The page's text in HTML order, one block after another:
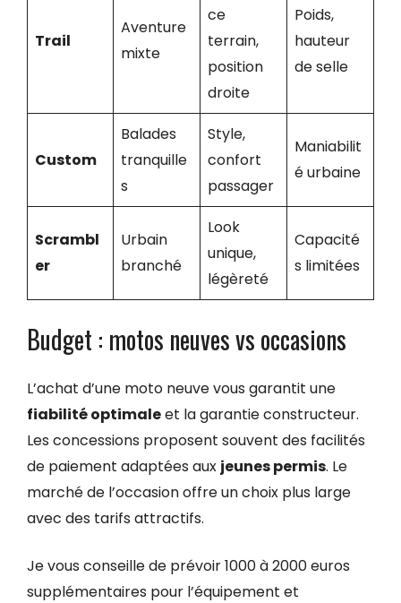
Trail
Aventure
mixte
ce
terrain,
position
droite
Poids,
hauteur
de selle
Custom
Balades
tranquille
s
Style,
confort
passager
Maniabilit
é urbaine
Scrambl
er
Urbain
branché
Look
unique,
légèreté
Capacité
s limitées
Budget : motos neuves vs occasions
L’achat d’une moto neuve vous garantit une
fiabilité optimaleet la garantie constructeur.
Les concessions proposent souvent des facilités
de paiement adaptées aux jeunes permis. Le
marché de l’occasion offre un choix plus large
avec des tarifs attractifs.
Je vous conseille de prévoir 1000 à 2000 euros
supplémentaires pour l’équipement et